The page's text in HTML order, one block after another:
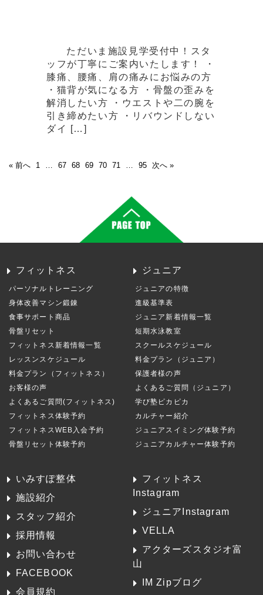
ただいま施設見学受付中！スタ
ッフが丁寧にご案内いたします！ ・
膝痛、腰痛、肩の痛みにお悩みの方
・猫背が気になる方 ・骨盤の歪みを
解消したい方 ・ウエストや二の腕を
引き締めたい方 ・リバウンドしない
ダイ […]
« 前へ 1 … 67 68 69 70 71 … 95 次へ »
フィットネス
パーソナルトレーニング
身体改善マシン鍛錬
食事サポート商品
骨盤リセット
フィットネス新着情報一覧
レッスンスケジュール
料金プラン（フィットネス）
お客様の声
よくあるご質問(フィットネス)
フィットネス体験予約
フィットネスWEB入会予約
骨盤リセット体験予約
ジュニア
ジュニアの特徴
進級基準表
ジュニア新着情報一覧
短期水泳教室
スクールスケジュール
料金プラン（ジュニア）
保護者様の声
よくあるご質問（ジュニア）
学び塾ピカピカ
カルチャー紹介
ジュニアスイミング体験予約
ジュニアカルチャー体験予約
いみすぽ整体
施設紹介
スタッフ紹介
採用情報
お問い合わせ
FACEBOOK
会員規約
フィットネス
Instagram
ジュニアInstagram
VELLA
アクターズスタジオ富
山
IM Zipブログ